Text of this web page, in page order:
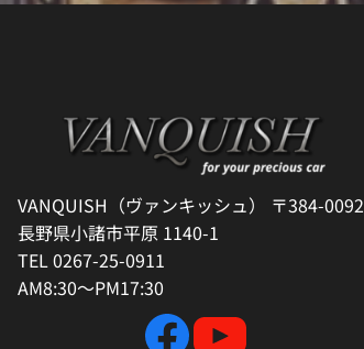
VANQUISH（ヴァンキッシュ） 〒384-0092
長野県小諸市平原 1140-1
TEL 0267-25-0911
AM8:30～PM17:30